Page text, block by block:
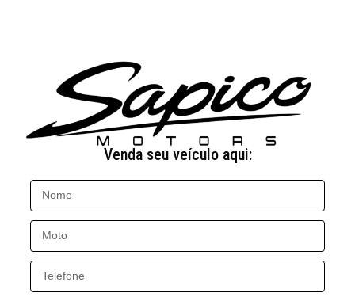
Venda seu veículo aqui: